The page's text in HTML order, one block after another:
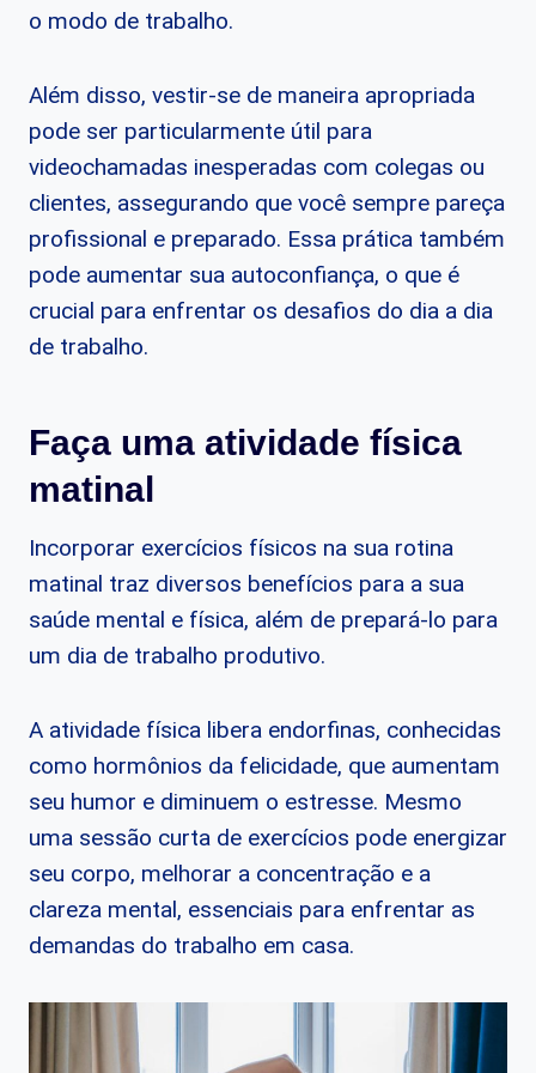
o modo de trabalho.
Além disso, vestir-se de maneira apropriada
pode ser particularmente útil para
videochamadas inesperadas com colegas ou
clientes, assegurando que você sempre pareça
profissional e preparado. Essa prática também
pode aumentar sua autoconfiança, o que é
crucial para enfrentar os desafios do dia a dia
de trabalho.
Faça uma atividade física
matinal
Incorporar exercícios físicos na sua rotina
matinal traz diversos benefícios para a sua
saúde mental e física, além de prepará-lo para
um dia de trabalho produtivo.
A atividade física libera endorfinas, conhecidas
como hormônios da felicidade, que aumentam
seu humor e diminuem o estresse. Mesmo
uma sessão curta de exercícios pode energizar
seu corpo, melhorar a concentração e a
clareza mental, essenciais para enfrentar as
demandas do trabalho em casa.